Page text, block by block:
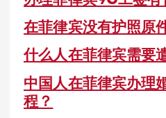
在菲律宾没有护照原
什么人在菲律宾需要
中国人在菲律宾办理
程？